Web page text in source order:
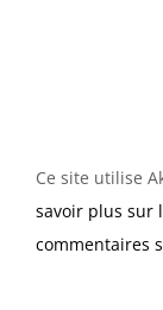
Ce site utilise
savoir plus sur
commentaires